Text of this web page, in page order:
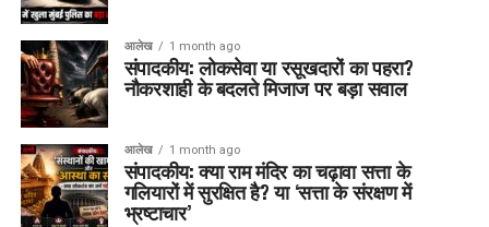
आलेख 1 month ago
संपादकीय: लोकसेवा या रसूखदारों का पहरा?
नौकरशाही के बदलते मिजाज पर बड़ा सवाल
आलेख 1 month ago
संपादकीय: क्या राम मंदिर का चढ़ावा सत्ता के
गलियारों में सुरक्षित है? या ‘सत्ता के संरक्षण में
भ्रष्टाचार’